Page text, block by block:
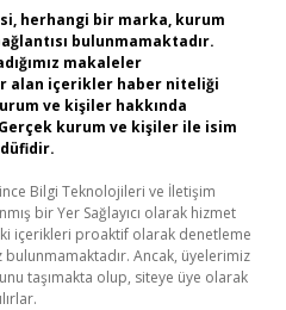
herhangi bir marka, kurum
bulunmamaktadır.
makaleler
alan içerikler haber niteliği
ve kişiler hakkında
kurum ve kişiler ile isim
Bilgi Teknolojileri ve İletişim
bir Yer Sağlayıcı olarak hizmet
içerikleri proaktif olarak denetleme
Ancak, üyelerimiz
taşımakta olup, siteye üye olarak